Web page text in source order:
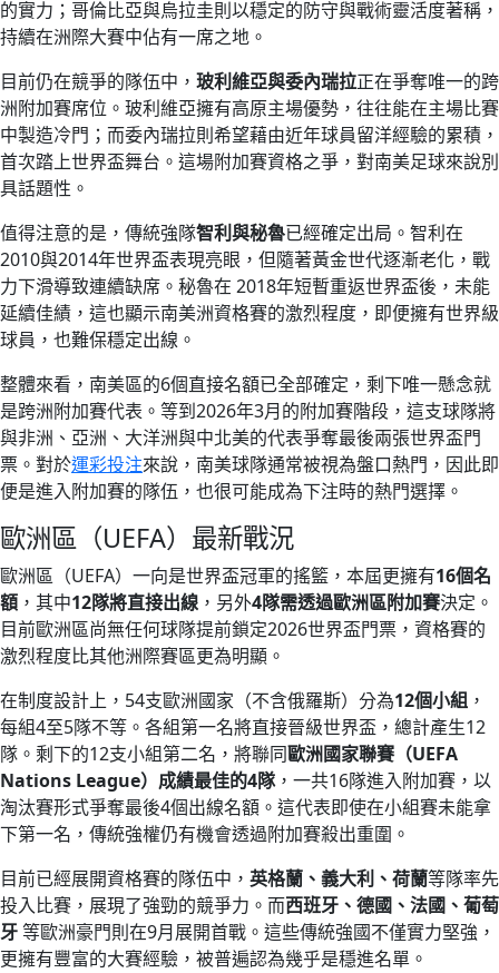
的實力；哥倫比亞與烏拉圭則以穩定的防守與戰術靈活度著稱，
持續在洲際大賽中佔有一席之地。
目前仍在競爭的隊伍中， 玻利維亞與委內瑞拉正在爭奪唯一的跨
洲附加賽席位。玻利維亞擁有高原主場優勢，往往能在主場比賽
中製造冷門；而委內瑞拉則希望藉由近年球員留洋經驗的累積，
首次踏上世界盃舞台。這場附加賽資格之爭，對南美足球來說別
具話題性。
值得注意的是，傳統強隊智利與秘魯已經確定出局。智利在
2010與2014年世界盃表現亮眼，但隨著黃金世代逐漸老化，戰
力下滑導致連續缺席。秘魯在 2018年短暫重返世界盃後，未能
延續佳績，這也顯示南美洲資格賽的激烈程度，即便擁有世界級
球員，也難保穩定出線。
整體來看，南美區的6個直接名額已全部確定，剩下唯一懸念就
是跨洲附加賽代表。等到2026年3月的附加賽階段，這支球隊將
與非洲、亞洲、大洋洲與中北美的代表爭奪最後兩張世界盃門
票。對於運彩投注來說，南美球隊通常被視為盤口熱門，因此即
便是進入附加賽的隊伍，也很可能成為下注時的熱門選擇。
歐洲區（UEFA）最新戰況
歐洲區（UEFA）一向是世界盃冠軍的搖籃，本屆更擁有16個名
額 ，其中12隊將直接出線 ，另外4隊需透過歐洲區附加賽決定。
目前歐洲區尚無任何球隊提前鎖定2026世界盃門票，資格賽的
激烈程度比其他洲際賽區更為明顯。
在制度設計上，54支歐洲國家（不含俄羅斯）分為12個小組 ，
每組4至5隊不等。各組第一名將直接晉級世界盃，總計產生12
隊。剩下的12支小組第二名，將聯同歐洲國家聯賽（UEFA
Nations League）成績最佳的4隊，一共16隊進入附加賽，以
淘汰賽形式爭奪最後4個出線名額。這代表即使在小組賽未能拿
下第一名，傳統強權仍有機會透過附加賽殺出重圍。
目前已經展開資格賽的隊伍中， 英格蘭、義大利、荷蘭等隊率先
投入比賽，展現了強勁的競爭力。而西班牙、德國、法國、葡萄
牙等歐洲豪門則在9月展開首戰。這些傳統強國不僅實力堅強，
更擁有豐富的大賽經驗，被普遍認為幾乎是穩進名單。